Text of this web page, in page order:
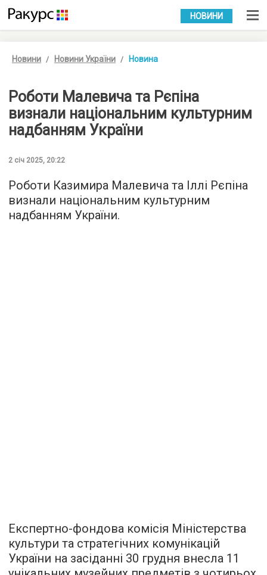
УКР РУС
НОВИНИ
Новини Новини України Новина
Роботи Малевича та Рєпіна
визнали національним культурним
надбанням України
2 січ 2025, 20:22
Роботи Казимира Малевича та Іллі Рєпіна
визнали національним культурним
надбанням України.
Експертно-фондова комісія Міністерства
культури та стратегічних комунікацій
України на засіданні 30 грудня внесла 11